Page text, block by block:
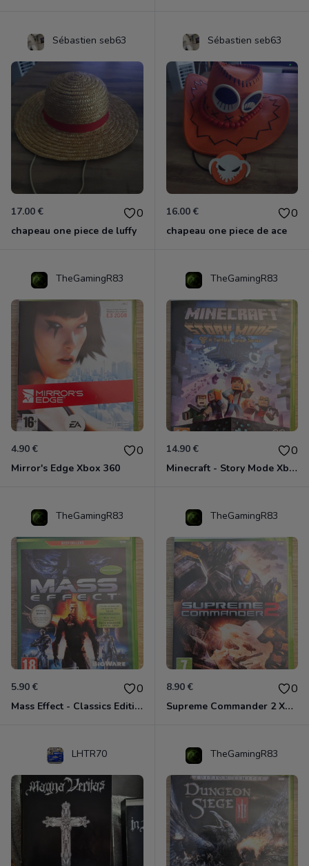
Sébastien seb63
17.00 € 0
chapeau one piece de luffy
Sébastien seb63
16.00 € 0
chapeau one piece de ace
TheGamingR83
4.90 € 0
Mirror's Edge Xbox 360
TheGamingR83
14.90 € 0
Minecraft - Story Mode Xbox 360
TheGamingR83
5.90 € 0
Mass Effect - Classics Edition Xbox 360
TheGamingR83
8.90 € 0
Supreme Commander 2 Xbox 360
LHTR70 TheGamingR83